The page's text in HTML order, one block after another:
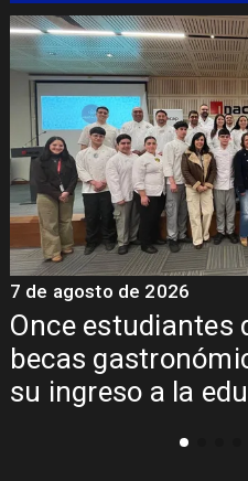
Álvarez-
regional para
Pehuenche como
7 de agosto de 2026